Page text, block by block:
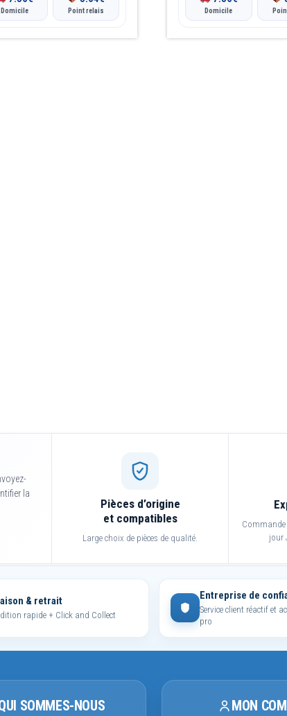
Domicile Point relais Domicile
la
Pièces d’origine
et compatibles
Large choix de pièces de qualité.
jour
& retrait
rapide + Click and Collect
Entreprise de
Service client réactif et
pro
SOMMES-NOUS MON